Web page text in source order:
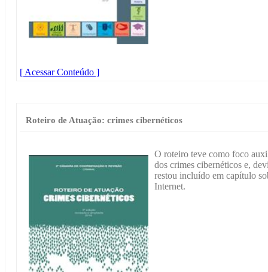
[ Acessar Conteúdo ]
Roteiro de Atuação: crimes cibernéticos
O roteiro teve como foco
dos crimes cibernéticos e,
restou incluído em capítulo
Internet.